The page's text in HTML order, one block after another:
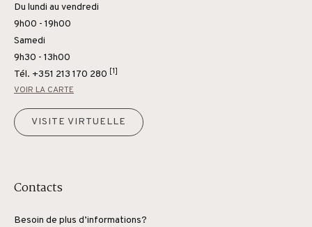
Du lundi au vendredi
9h00 - 19h00
Samedi
9h30 - 13h00
Tél. +351 213 170 280 [1]
VOIR LA CARTE
VISITE VIRTUELLE
Contacts
Besoin de plus d’informations?